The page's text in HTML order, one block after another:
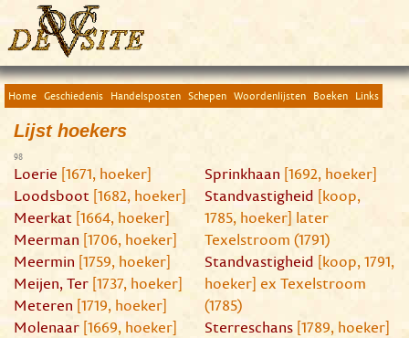
Home Geschiedenis Handelsposten Schepen Woordenlijsten Boeken Links
Lijst hoekers
98
Loerie [1671, hoeker]
Loodsboot [1682, hoeker]
Meerkat [1664, hoeker]
Meerman [1706, hoeker]
Meermin [1759, hoeker]
Meijen, Ter [1737, hoeker]
Meteren [1719, hoeker]
Molenaar [1669, hoeker]
Sprinkhaan [1692, hoeker]
Standvastigheid [koop,
1785, hoeker] later
Texelstroom (1791)
Standvastigheid [koop, 1791,
hoeker] ex Texelstroom
(1785)
Sterreschans [1789, hoeker]